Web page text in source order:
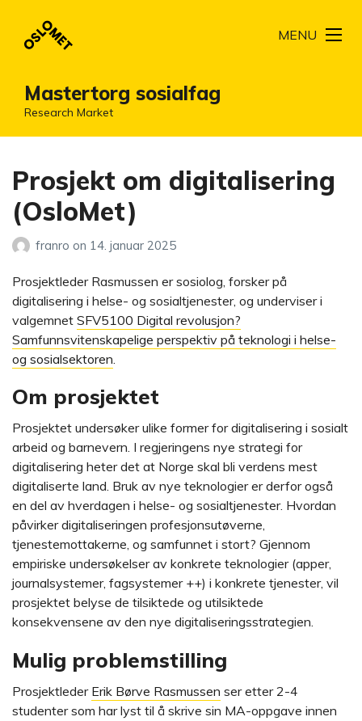
Mastertorg sosialfag
Research Market
MENU
Prosjekt om digitalisering
(OsloMet)
franro on 14. januar 2025
Prosjektleder Rasmussen er sosiolog, forsker på
digitalisering i helse- og sosialtjenester, og underviser i
valgemnet SFV5100 Digital revolusjon?
Samfunnsvitenskapelige perspektiv på teknologi i helse-
og sosialsektoren
Om prosjektet
Prosjektet undersøker ulike former for digitalisering i sosialt
arbeid og barnevern. I regjeringens nye strategi for
digitalisering heter det at Norge skal bli verdens mest
digitaliserte land. Bruk av nye teknologier er derfor også
en del av hverdagen i helse- og sosialtjenester. Hvordan
påvirker digitaliseringen profesjonsutøverne,
tjenestemottakerne, og samfunnet i stort? Gjennom
empiriske undersøkelser av konkrete teknologier (apper,
journalsystemer, fagsystemer ++) i konkrete tjenester, vil
prosjektet belyse de tilsiktede og utilsiktede
konsekvensene av den nye digitaliseringsstrategien.
Mulig problemstilling
Prosjektleder Erik Børve Rasmussen ser etter 2-4
studenter som har lyst til å skrive sin MA-oppgave innen